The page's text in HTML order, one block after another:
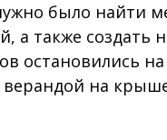
было найти
а также создать
остановились
на